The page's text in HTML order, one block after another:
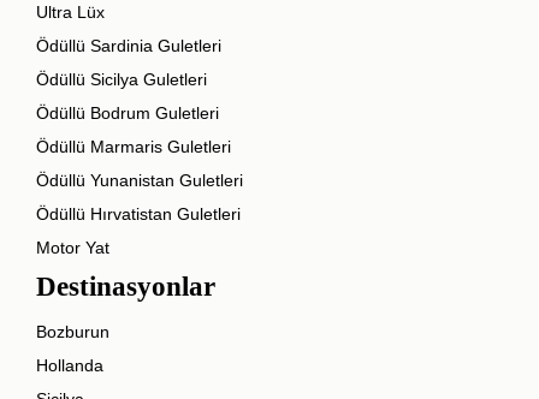
Ultra Lüx
Ödüllü Sardinia Guletleri
Ödüllü Sicilya Guletleri
Ödüllü Bodrum Guletleri
Ödüllü Marmaris Guletleri
Ödüllü Yunanistan Guletleri
Ödüllü Hırvatistan Guletleri
Motor Yat
Destinasyonlar
Bozburun
Hollanda